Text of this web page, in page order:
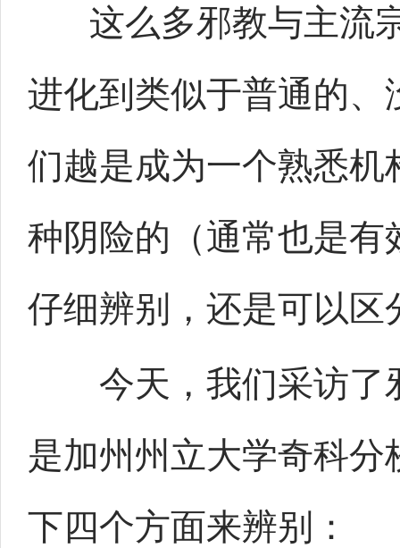
这么多邪教与主流
进化到类似于普通的
们越是成为一个熟悉
种阴险的（通常也是
仔细辨别，还是可以区
今天，我们采访了邪
是加州州立大学奇科
下四个方面来辨别：